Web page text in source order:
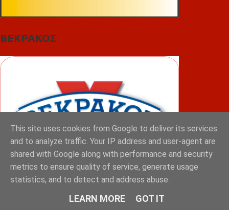
ΒΕΚΡΑΚΟΣ
This site uses cookies from Google to deliver its services
and to analyze traffic. Your IP address and user-agent are
shared with Google along with performance and security
metrics to ensure quality of service, generate usage
statistics, and to detect and address abuse.
LEARN MORE GOT IT